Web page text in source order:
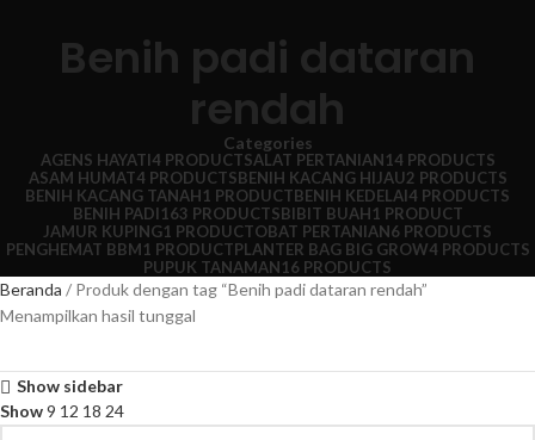
Benih padi dataran
rendah
Categories
AGENS HAYATI4 PRODUCTSALAT PERTANIAN14 PRODUCTS
ASAM HUMAT4 PRODUCTSBENIH KACANG HIJAU2 PRODUCTS
BENIH KACANG TANAH1 PRODUCTBENIH KEDELAI4 PRODUCTS
BENIH PADI163 PRODUCTSBIBIT BUAH1 PRODUCT
JAMUR KUPING1 PRODUCTOBAT PERTANIAN6 PRODUCTS
PENGHEMAT BBM1 PRODUCTPLANTER BAG BIG GROW4 PRODUCTS
PUPUK TANAMAN16 PRODUCTS
Beranda
Produk dengan tag “Benih padi dataran rendah”
Menampilkan hasil tunggal
Show sidebar
Show9 12 18 24